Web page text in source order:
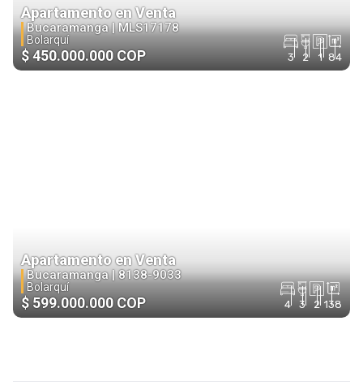
Apartamento en Venta
Bucaramanga |MLS17178
Bolarquí
$ 450.000.000 COP 3 2 1 84
Apartamento en Venta
Bucaramanga |8138-9033
Bolarquí
$ 599.000.000 COP 4 3 2 138